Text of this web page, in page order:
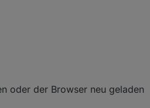
oder der Browser neu geladen